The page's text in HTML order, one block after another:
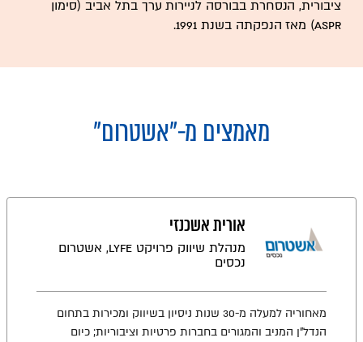
ציבורית, הנסחרת בבורסה לניירות ערך בתל אביב (סימון
ASPR) מאז הנפקתה בשנת 1991.
מאמצים מ-"אשטרום"
אורית אשכנזי
מנהלת שיווק פרויקט LYFE, אשטרום
נכסים
מאחוריה למעלה מ-30 שנות ניסיון בשיווק ומכירות בתחום
הנדל"ן המניב והמגורים בחברות פרטיות וציבוריות; כיום